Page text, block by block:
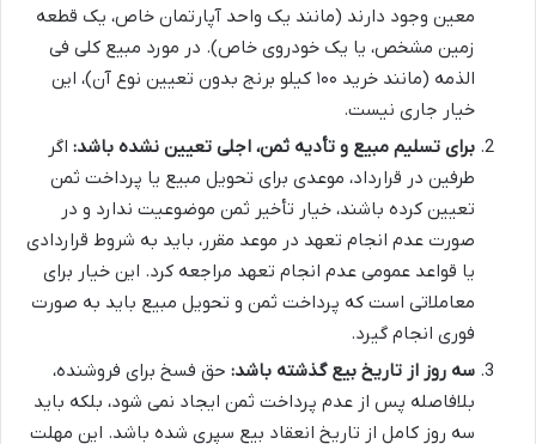
معین وجود دارند (مانند یک واحد آپارتمان خاص، یک قطعه
زمین مشخص، یا یک خودروی خاص). در مورد مبیع کلی فی
الذمه (مانند خرید ۱۰۰ کیلو برنج بدون تعیین نوع آن)، این
خیار جاری نیست.
برای تسلیم مبیع و تأدیه ثمن، اجلی تعیین نشده باشد: اگر
طرفین در قرارداد، موعدی برای تحویل مبیع یا پرداخت ثمن
تعیین کرده باشند، خیار تأخیر ثمن موضوعیت ندارد و در
صورت عدم انجام تعهد در موعد مقرر، باید به شروط قراردادی
یا قواعد عمومی عدم انجام تعهد مراجعه کرد. این خیار برای
معاملاتی است که پرداخت ثمن و تحویل مبیع باید به صورت
فوری انجام گیرد.
سه روز از تاریخ بیع گذشته باشد: حق فسخ برای فروشنده،
بلافاصله پس از عدم پرداخت ثمن ایجاد نمی شود، بلکه باید
سه روز کامل از تاریخ انعقاد بیع سپری شده باشد. این مهلت